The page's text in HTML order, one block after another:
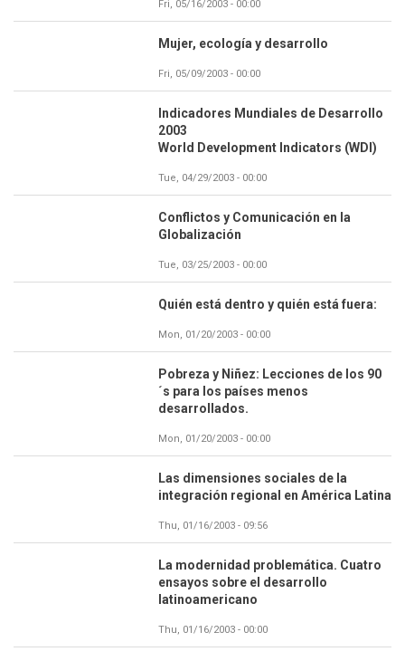
Fri, 05/16/2003 - 00:00
Mujer, ecología y desarrollo
Fri, 05/09/2003 - 00:00
Indicadores Mundiales de Desarrollo
2003
World Development Indicators (WDI)
Tue, 04/29/2003 - 00:00
Conflictos y Comunicación en la
Globalización
Tue, 03/25/2003 - 00:00
Quién está dentro y quién está fuera:
Mon, 01/20/2003 - 00:00
Pobreza y Niñez: Lecciones de los 90
´s para los países menos
desarrollados.
Mon, 01/20/2003 - 00:00
Las dimensiones sociales de la
integración regional en América Latina
Thu, 01/16/2003 - 09:56
La modernidad problemática. Cuatro
ensayos sobre el desarrollo
latinoamericano
Thu, 01/16/2003 - 00:00